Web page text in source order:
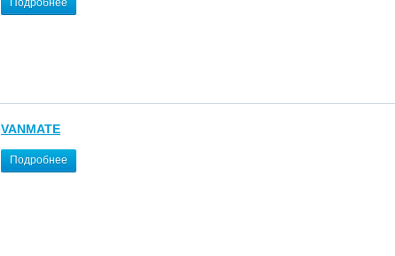
VANMATE
Подробнее